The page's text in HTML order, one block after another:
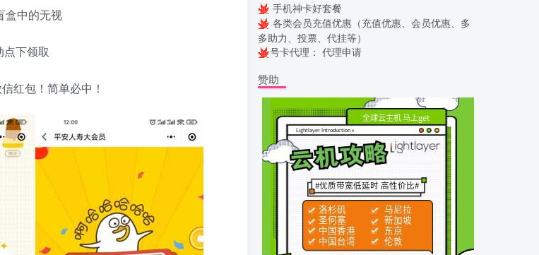
盒中的无视
下领取
红包！简单必中！
手机神卡好套餐
各类会员充值优惠（充值优惠、会员优惠、多
多助力、投票、代挂等）
号卡代理： 代理申请
赞助